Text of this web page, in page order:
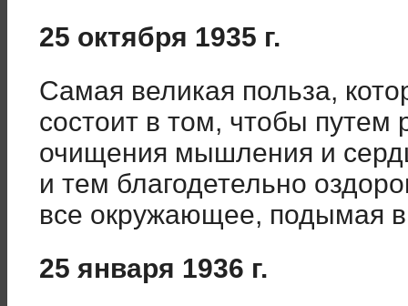
25 октября 1935 г.
Самая великая польза,
состоит в том, чтобы путем
очищения мышления и
и тем благодетельно
все окружающее, подымая
25 января 1936 г.